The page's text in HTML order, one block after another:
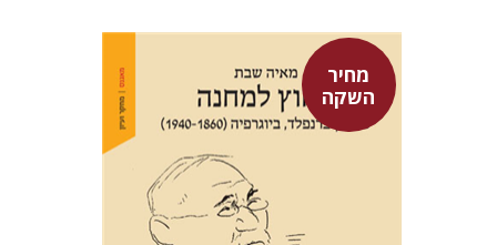
מחיר
השקה
מאיה שבת